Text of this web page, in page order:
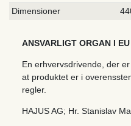
Dimensioner
ANSVARLIGT ORGAN I EU
En erhvervsdrivende, der
at produktet er i
regler.
HAJUS AG; Hr. Stanislav